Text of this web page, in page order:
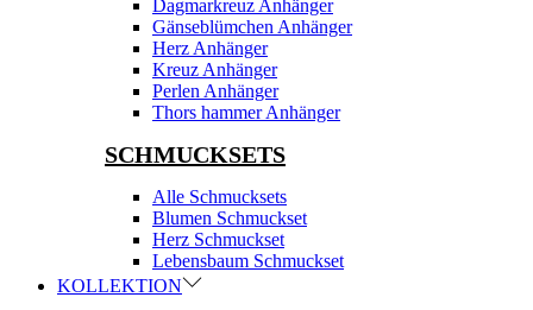
Dagmarkreuz Anhänger
Gänseblümchen Anhänger
Herz Anhänger
Kreuz Anhänger
Perlen Anhänger
Thors hammer Anhänger
SCHMUCKSETS
Alle Schmucksets
Blumen Schmuckset
Herz Schmuckset
Lebensbaum Schmuckset
KOLLEKTION